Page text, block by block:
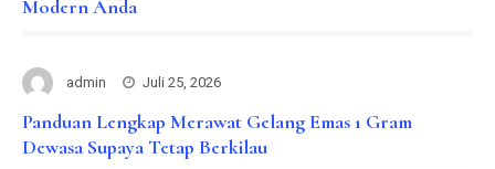
Modern Anda
admin Juli 25, 2026
Panduan Lengkap Merawat Gelang Emas 1 Gram
Dewasa Supaya Tetap Berkilau